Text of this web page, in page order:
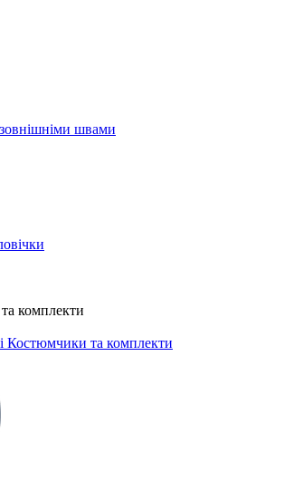
швами
комплекти
Костюмчики та комплекти